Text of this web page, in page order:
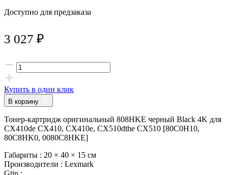
Доступно для предзаказа
3 027 ₽
Купить в один клик
В корзину
Тонер-картридж оригинальный 808HKE черный Black 4K для
CX410de CX410, CX410e, CX510dthe CX510 [80C0H10,
80C8HK0, 0080C8HKE]
Габариты : 20 × 40 × 15 см
Производители : Lexmark